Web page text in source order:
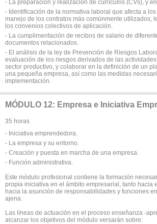
- La preparación y realización de currículos (CVs), y
- Identificación de la normativa laboral que afecta a
manejo de los contratos más comúnmente utilizados,
los convenios colectivos de aplicación.
- La cumplimentación de recibos de salario de
documentos relacionados.
- El análisis de la ley de Prevención de Riesgos
evaluación de los riesgos derivados de las
sector productivo, y colaborar en la definición de un
una pequeña empresa, así como las medidas
implementación.
MÓDULO 12: Empresa e Iniciativa
35 horas
- Iniciativa emprendedora.
- La empresa y su entorno.
- Creación y puesta en marcha de una empresa.
- Función administrativa.
Este módulo profesional contiene la formación
propia iniciativa en el ámbito empresarial, tanto hacia
hacia la asunción de responsabilidades y funciones
ajena.
Las líneas de actuación en el proceso enseñanza -
alcanzar los objetivos del módulo versarán sobre: